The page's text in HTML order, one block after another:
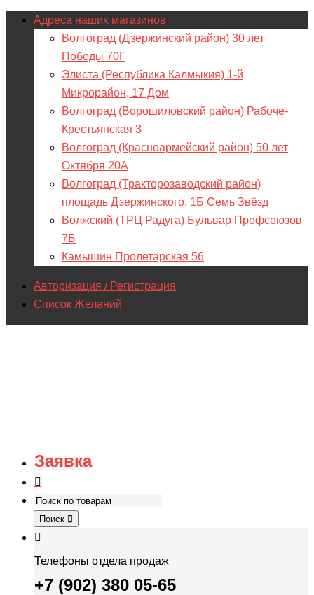
Адреса наших магазинов
Волгоград (Дзержинский район) 30 лет
Победы 70Г
Элиста (Республика Калмыкия) 1-й
Микрорайон, 17 Дом
Волгоград (Ворошиловский район) Рабоче-
Крестьянская 3
Волгоград (Красноармейский район) 50 лет
Октября 20А
Волгоград (Тракторозаводский район)
площадь Дзержинского, 1Б Семь Звёзд
Волжский (ТРЦ Радуга) Бульвар Профсоюзов
7Б
Камышин Пролетарская 56
Авторизация / Регистрация
Список Желаний
Заявка
Поиск
Телефоны отдела продаж
+7 (902) 380 05-65